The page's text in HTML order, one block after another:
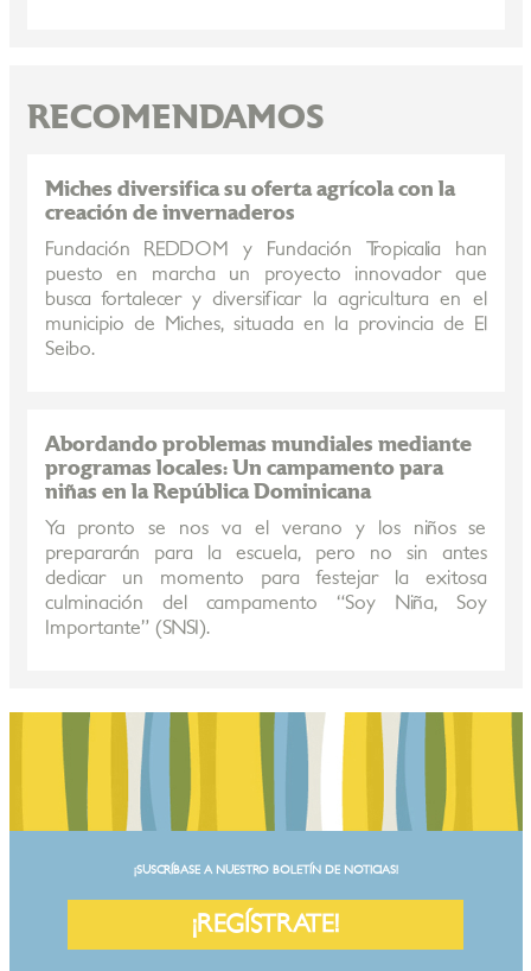
RECOMENDAMOS
Miches diversifica su oferta agrícola con la
creación de invernaderos
Fundación REDDOM y Fundación Tropicalia han
puesto en marcha un proyecto innovador que
busca fortalecer y diversificar la agricultura en el
municipio de Miches, situada en la provincia de El
Seibo.
Abordando problemas mundiales mediante
programas locales: Un campamento para
niñas en la República Dominicana
Ya pronto se nos va el verano y los niños se
prepararán para la escuela, pero no sin antes
dedicar un momento para festejar la exitosa
culminación del campamento “Soy Niña, Soy
Importante” (SNSI).
¡SUSCRÍBASE A NUESTRO BOLETÍN DE NOTICIAS!
¡REGÍSTRATE!